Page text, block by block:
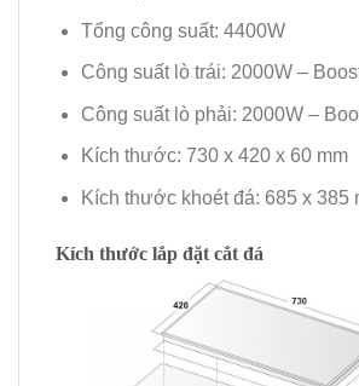
Tổng công suất: 4400W
Công suất lò trái: 2000W –
Công suất lò phải: 2000W –
Kích thước: 730 x 420 x 60 mm
Kích thước khoét đá: 685 x 385
Kích thước lắp đặt cắt đá